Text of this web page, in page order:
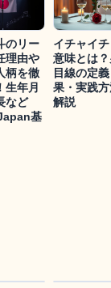
のリー
理由や
柄を徹
生年月
など
基
イチャイ
意味とは
目線の定
果・実践
解説